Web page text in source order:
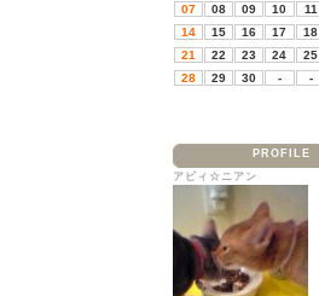
07
08 09 10 11
14
15 16 17 18
21
22 23 24 25
28
29 30 - -
PROFILE
アビィ☆ニアン